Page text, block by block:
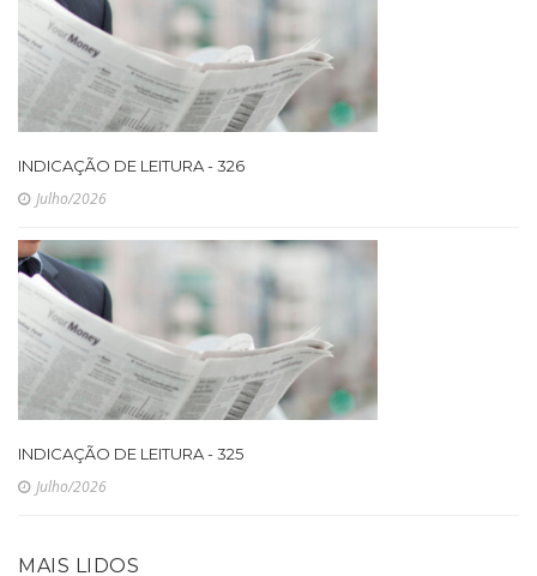
INDICAÇÃO DE LEITURA - 326
Julho/2026
INDICAÇÃO DE LEITURA - 325
Julho/2026
MAIS LIDOS